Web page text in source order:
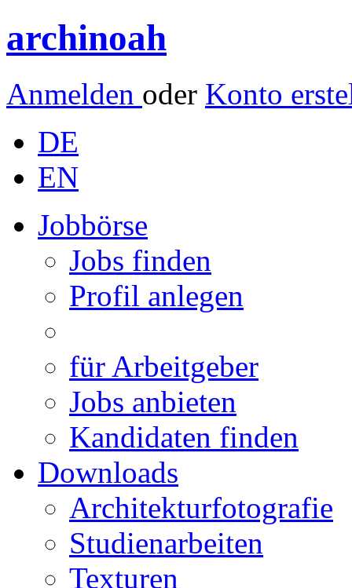
archinoah
Anmelden oder Konto
DE
EN
Jobbörse
Jobs finden
Profil anlegen
für Arbeitgeber
Jobs anbieten
Kandidaten finden
Downloads
Architekturfotografie
Studienarbeiten
Texturen